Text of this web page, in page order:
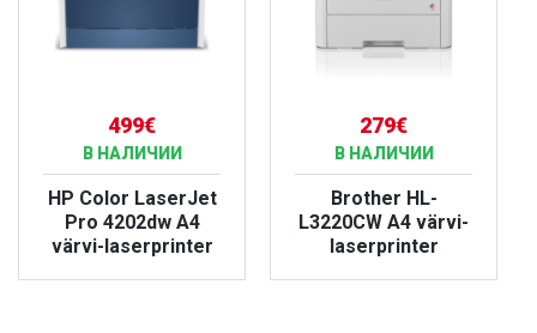
499€
В НАЛИЧИИ
HP Color LaserJet
Pro 4202dw A4
värvi-laserprinter
279€
В НАЛИЧИИ
Brother HL-
L3220CW A4 värvi-
laserprinter